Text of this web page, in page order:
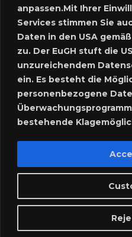
anpassen.Mit Ihrer
Services stimmen Sie
Daten in den USA
zu. Der EuGH stuft die
unzureichendem
ein. Es besteht die
personenbezogene
bestehende
SPRACHE: